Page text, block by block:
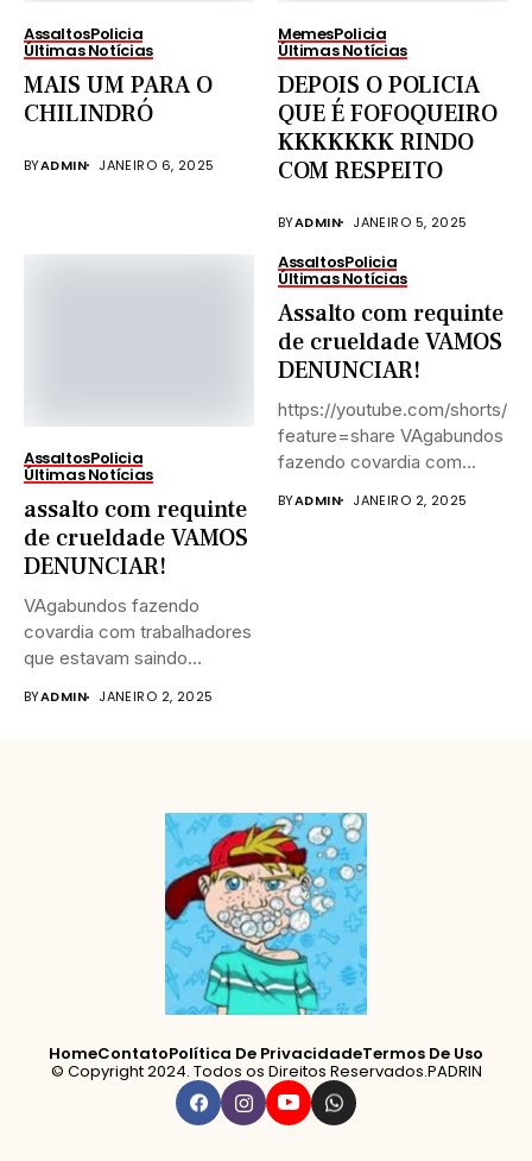
AssaltosPolicia
Últimas Notícias
MAIS UM PARA O
CHILINDRÓ
BYADMIN JANEIRO 6, 2025
MemesPolicia
Últimas Notícias
DEPOIS O POLICIA
QUE É FOFOQUEIRO
KKKKKKK RINDO
COM RESPEITO
BYADMIN JANEIRO 5, 2025
AssaltosPolicia
Últimas Notícias
assalto com requinte
de crueldade VAMOS
DENUNCIAR!
VAgabundos fazendo
covardia com trabalhadores
que estavam saindo
BYADMIN JANEIRO 2, 2025
AssaltosPolicia
Últimas Notícias
Assalto com requinte
de crueldade VAMOS
DENUNCIAR!
https://youtube.com/shorts/
feature=share VAgabundos
fazendo covardia com
saindo cansados do
BYADMIN JANEIRO 2, 2025
HomeContatoPolítica De PrivacidadeTermos De Uso
© Copyright 2024. Todos os Direitos Reservados.PADRIN